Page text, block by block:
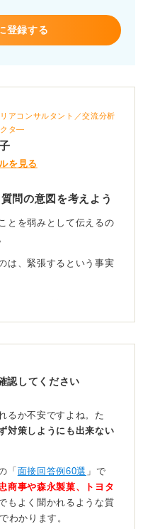
登録する
アコンサルタント／交流分析
クタ―
を見る
問の意図を考えよう
とを弱みとして伝えるの
は、緊張するという事実
ット！ 前向きさをアピ
いです」と伝えるだけで
張してしまうので、改善
とが重要となるでしょ
ことで、最近は少しずつ
認してください
るか不安ですよね。た
対策しようにも出来ない
「 面接回答例60選 」で
商事や森永製菓、トヨタ
もよく聞かれるような質
わかります。